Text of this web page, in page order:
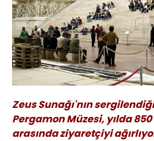
Zeus Sunağı'nın
Pergamon Müzesi, yılda
arasında ziyaretçiyi